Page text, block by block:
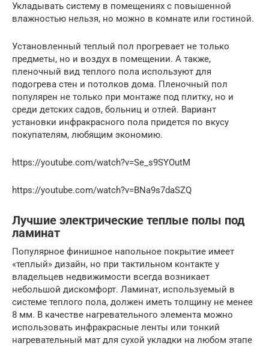
Укладывать систему в помещениях с повышенной
влажностью нельзя, но можно в комнате или гостиной.
Установленный теплый пол прогревает не только
предметы, но и воздух в помещении. А также,
пленочный вид теплого пола используют для
подогрева стен и потолков дома. Пленочный пол
популярен не только при монтаже под плитку, но и
среди детских садов, больниц и отлей. Вариант
установки инфракрасного пола придется по вкусу
покупателям, любящим экономию.
https://youtube.com/watch?v=Se_s9SYOutM
https://youtube.com/watch?v=BNa9s7daSZQ
Лучшие электрические теплые полы под
ламинат
Популярное финишное напольное покрытие имеет
«теплый» дизайн, но при тактильном контакте у
владельцев недвижимости всегда возникает
небольшой дискомфорт. Ламинат, используемый в
системе теплого пола, должен иметь толщину не менее
8 мм. В качестве нагревательного элемента можно
использовать инфракрасные ленты или тонкий
нагревательный мат для сухой укладки на любом этапе